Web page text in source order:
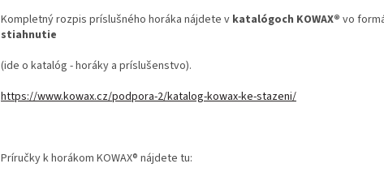
Kompletný rozpis príslušného horáka nájdete v katalógoch KOWAX® vo
stiahnutie
(ide o katalóg - horáky a príslušenstvo).
https://www.kowax.cz/podpora-2/katalog-kowax-ke-stazeni/
Príručky k horákom KOWAX® nájdete tu: